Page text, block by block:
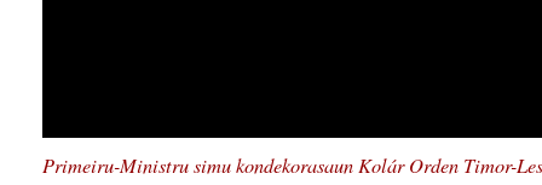
Primeiru-Ministru simu kondekorasaun Kolár Orden Timor-